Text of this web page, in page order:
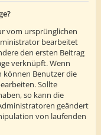
vom ursprünglichen
bearbeitet
den ersten Beitrag
verknüpft. Wenn
können Benutzer die
Sollte
so kann die
geändert
von laufenden